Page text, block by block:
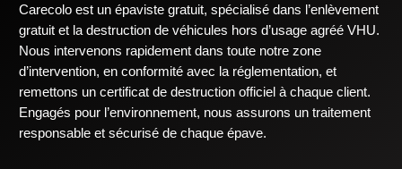
Carecolo est un épaviste gratuit, spécialisé dans l’enlèvement
gratuit et la destruction de véhicules hors d’usage agréé VHU.
Nous intervenons rapidement dans toute notre zone
d’intervention, en conformité avec la réglementation, et
remettons un certificat de destruction officiel à chaque client.
Engagés pour l’environnement, nous assurons un traitement
responsable et sécurisé de chaque épave.